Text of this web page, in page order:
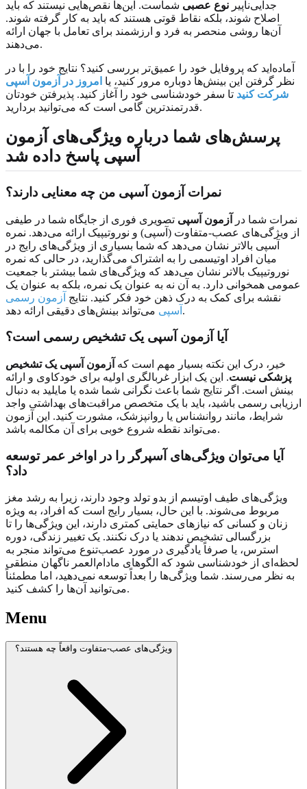
جدایی‌ناپیر نوع عصبی شماست. این‌ها نقص‌هایی نیستند که باید
اصلاح شوند، بلکه نقاط قوتی هستند که باید به کار گرفته شوند.
آن‌ها روشی منحصر به فرد و ارزشمند برای تعامل با جهان ارائه
می‌دهند.
آماده‌اید که پروفایل خود را عمیق‌تر بررسی کنید؟ نتایج خود را با در
نظر گرفتن این بینش‌ها دوباره مرور کنید، یا امروز در آزمون آسپی
شرکت کنید تا سفر خودشناسی خود را آغاز کنید. پذیرفتن خودتان
قدرتمندترین گامی است که می‌توانید بردارید.
پرسش‌های شما درباره ویژگی‌های آزمون
آسپی پاسخ داده شد
نمرات آزمون آسپی من چه معنایی دارند؟
نمرات شما در آزمون آسپی تصویری فوری از جایگاه شما در طیفی
از ویژگی‌های عصب‌-متفاوت (آسپی) و نوروتیپیک ارائه می‌دهد. نمره
آسپی بالاتر نشان می‌دهد که شما بسیاری از ویژگی‌های رایج در
میان افراد اوتیسمی را به اشتراک می‌گذارید، در حالی که نمره
نوروتیپیک بالاتر نشان می‌دهد که ویژگی‌های شما بیشتر با جمعیت
عمومی همخوانی دارد. به آن نه به عنوان یک نمره، بلکه به عنوان یک
نقشه برای کمک به درک ذهن خود فکر کنید. نتایج آزمون رسمی
آسپی می‌تواند بینش‌های دقیقی ارائه دهد.
آیا آزمون آسپی یک تشخیص رسمی است؟
خیر، درک این نکته بسیار مهم است که آزمون آسپی یک تشخیص
پزشکی نیست. این یک ابزار غربالگری اولیه برای خودکاوی و ارائه
بینش است. اگر نتایج شما باعث نگرانی شما شده یا مایلید به دنبال
ارزیابی رسمی باشید، باید با یک متخصص مراقبت‌های بهداشتی واجد
شرایط، مانند روانشناس یا روانپزشک، مشورت کنید. این آزمون
می‌تواند نقطه شروع خوبی برای آن مکالمه باشد.
آیا می‌توان ویژگی‌های آسپرگر را در اواخر عمر توسعه
داد؟
ویژگی‌های طیف اوتیسم از بدو تولد وجود دارند، زیرا به رشد مغز
مربوط می‌شوند. با این حال، بسیار رایج است که افراد، به ویژه
زنان و کسانی که نیازهای حمایتی کمتری دارند، این ویژگی‌ها را تا
بزرگسالی تشخیص ندهند یا درک نکنند. یک تغییر زندگی، دوره
استرس، یا صرفاً یادگیری در مورد عصب‌تنوع می‌تواند منجر به
لحظه‌ای از خودشناسی شود که الگوهای مادام‌العمر ناگهان منطقی
به نظر می‌رسند. شما ویژگی‌ها را بعداً توسعه نمی‌دهید، اما مطمئناً
می‌توانید آن‌ها را کشف کنید.
Menu
ویژگی‌های عصب‌-متفاوت واقعاً چه هستند؟